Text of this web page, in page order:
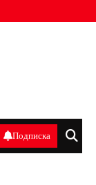
Подписка